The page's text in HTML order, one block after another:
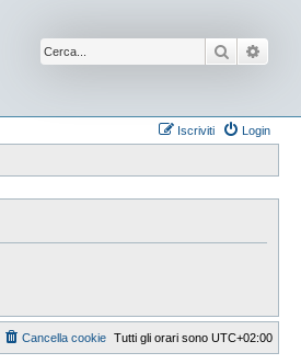
Cerca
Login
Iscriviti
Tutti gli orari sono UTC+02:00
Cancella cookie